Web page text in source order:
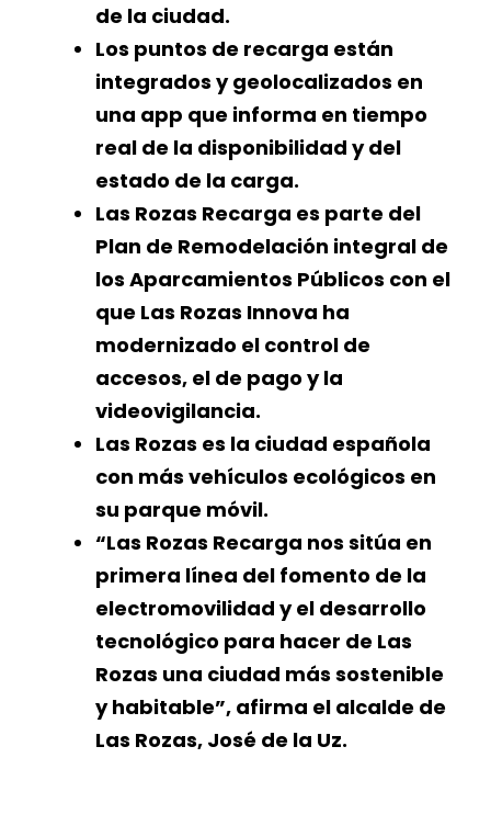
de la ciudad.
Los puntos de recarga están
integrados y geolocalizados en
una app que informa en tiempo
real de la disponibilidad y del
estado de la carga.
Las Rozas Recarga es parte del
Plan de Remodelación integral de
los Aparcamientos Públicos con el
que Las Rozas Innova ha
modernizado el control de
accesos, el de pago y la
videovigilancia.
Las Rozas es la ciudad española
con más vehículos ecológicos en
su parque móvil.
“Las Rozas Recarga nos sitúa en
primera línea del fomento de la
electromovilidad y el desarrollo
tecnológico para hacer de Las
Rozas una ciudad más sostenible
y habitable”, afirma el alcalde de
Las Rozas, José de la Uz.